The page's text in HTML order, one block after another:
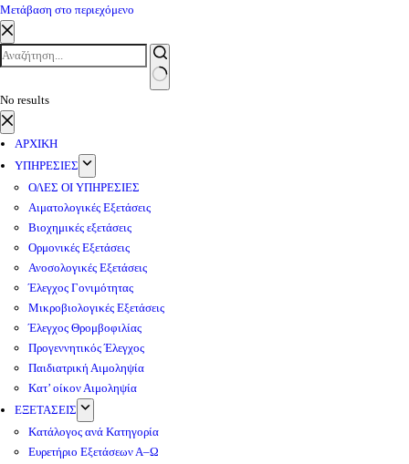
Μετάβαση στο περιεχόμενο
No results
ΑΡΧΙΚΗ
ΥΠΗΡΕΣΙΕΣ
ΟΛΕΣ ΟΙ ΥΠΗΡΕΣΙΕΣ
Αιματολογικές Εξετάσεις
Βιοχημικές εξετάσεις
Ορμονικές Εξετάσεις
Ανοσολογικές Εξετάσεις
Έλεγχος Γονιμότητας
Μικροβιολογικές Εξετάσεις
Έλεγχος Θρομβοφιλίας
Προγεννητικός Έλεγχος
Παιδιατρική Αιμοληψία
Κατ’ οίκον Αιμοληψία
ΕΞΕΤΑΣΕΙΣ
Κατάλογος ανά Κατηγορία
Ευρετήριο Εξετάσεων Α–Ω